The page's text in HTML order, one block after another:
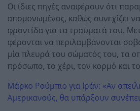
Οι ίδιες πηγές αναφέρουν ότι
απομονωμένος, καθώς συνεχίζει
φροντίδα για τα τραύματά του.
φέρονται να περιλαμβάνονται
μία πλευρά του σώματός του, τα
πρόσωπο, το χέρι, τον κορμό και
Μάρκο Ρούμπιο για Ιράν: «Αν
Αμερικανούς, θα υπάρξουν